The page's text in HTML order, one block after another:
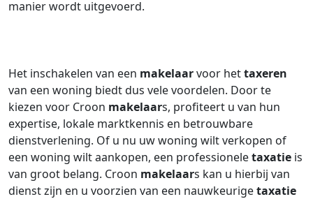
manier wordt uitgevoerd.
Het inschakelen van een makelaarvoor hettaxeren
van een woning biedt dus vele voordelen. Door te
kiezen voor Croon makelaars, profiteert u van hun
expertise, lokale marktkennis en betrouwbare
dienstverlening. Of u nu uw woning wilt verkopen of
een woning wilt aankopen, een professioneletaxatie is
van groot belang. Croon makelaars kan u hierbij van
dienst zijn en u voorzien van een nauwkeurigetaxatie